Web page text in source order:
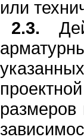
или тех­н
2.3. Де
прое